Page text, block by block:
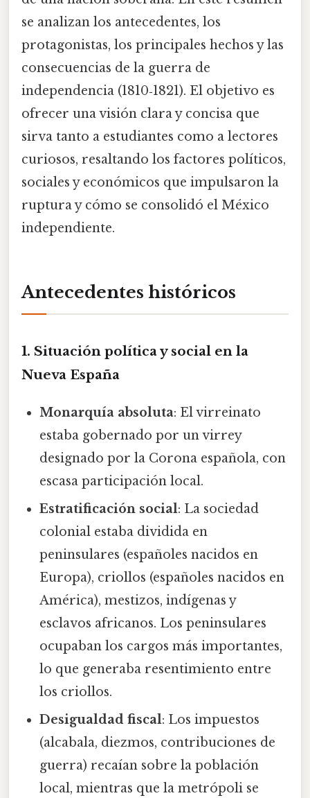
se analizan los antecedentes, los
protagonistas, los principales hechos y las
consecuencias de la guerra de
independencia (1810‑1821). El objetivo es
ofrecer una visión clara y concisa que
sirva tanto a estudiantes como a lectores
curiosos, resaltando los factores políticos,
sociales y económicos que impulsaron la
ruptura y cómo se consolidó el México
independiente.
Antecedentes históricos
1. Situación política y social en la
Nueva España
Monarquía absoluta: El virreinato
estaba gobernado por un virrey
designado por la Corona española, con
escasa participación local.
Estratificación social: La sociedad
colonial estaba dividida en
peninsulares (españoles nacidos en
Europa), criollos (españoles nacidos en
América), mestizos, indígenas y
esclavos africanos. Los peninsulares
ocupaban los cargos más importantes,
lo que generaba resentimiento entre
los criollos.
Desigualdad fiscal: Los impuestos
(alcabala, diezmos, contribuciones de
guerra) recaían sobre la población
local, mientras que la metrópoli se